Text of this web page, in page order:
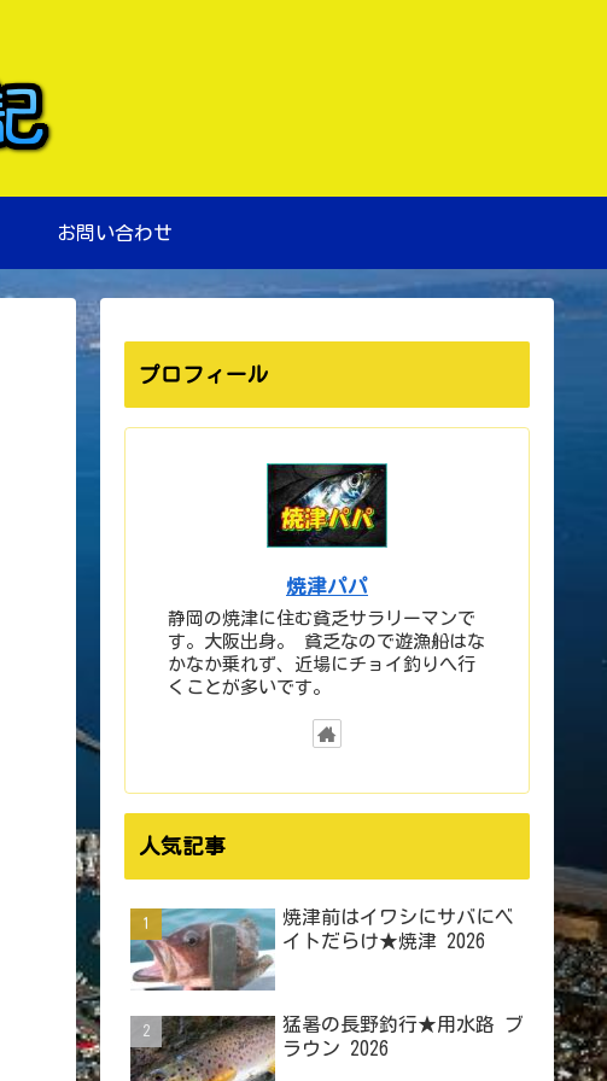
お問い合わせ
プロフィール
焼津パパ
静岡の焼津に住む貧乏サラリーマンで
す。大阪出身。 貧乏なので遊漁船はな
かなか乗れず、近場にチョイ釣りへ行
くことが多いです。
人気記事
焼津前はイワシにサバにベ
イトだらけ★焼津 2026
猛暑の長野釣行★用水路 ブ
ラウン 2026